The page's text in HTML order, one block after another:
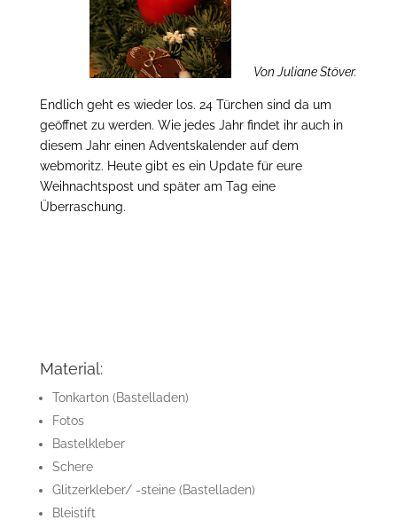
Von Juliane Stöver.
Endlich geht es wieder los. 24 Türchen sind da um
geöffnet zu werden. Wie jedes Jahr findet ihr auch in
diesem Jahr einen Adventskalender auf dem
webmoritz. Heute gibt es ein Update für eure
Weihnachtspost und später am Tag eine
Überraschung.
Material:
Tonkarton (Bastelladen)
Fotos
Bastelkleber
Schere
Glitzerkleber/ -steine (Bastelladen)
Bleistift